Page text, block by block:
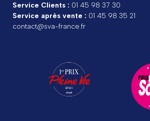
Service Clients : 01 45 98 37 30
Service après vente : 01 45 98 35 21
contact@sva-france.fr